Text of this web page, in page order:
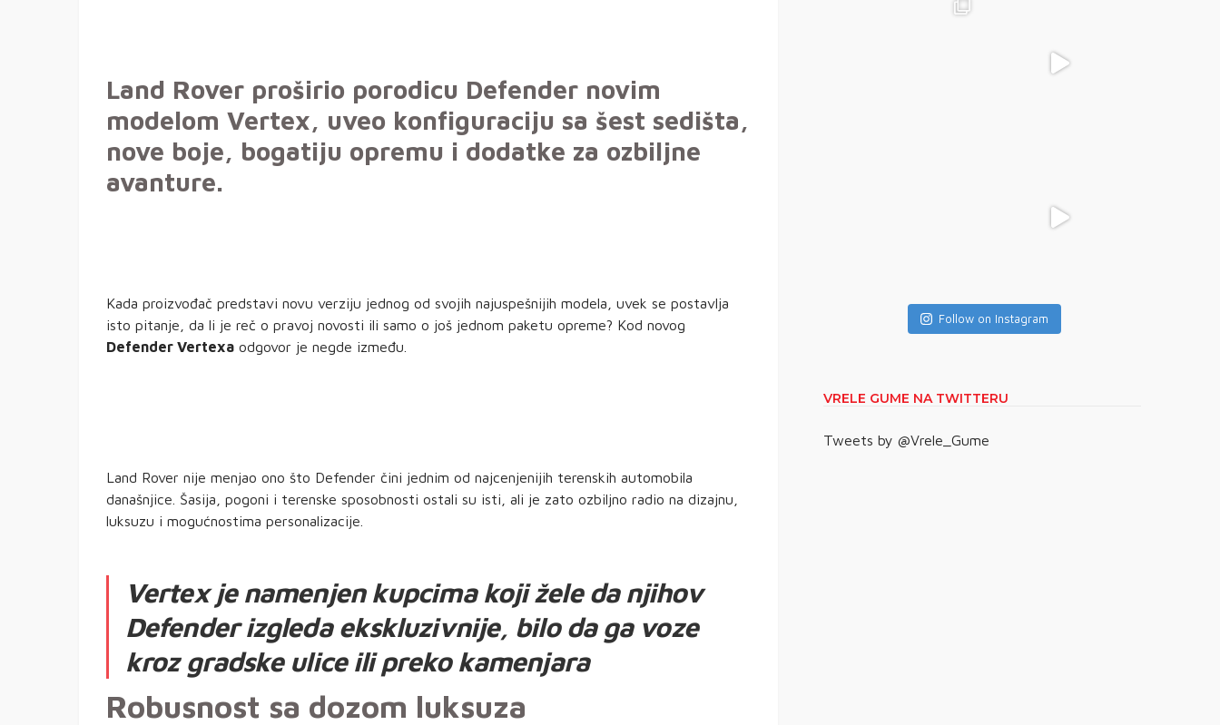
Land Rover proširio porodicu Defender novim
modelom Vertex, uveo konfiguraciju sa šest sedišta,
nove boje, bogatiju opremu i dodatke za ozbiljne
avanture.
Kada proizvođač predstavi novu verziju jednog od svojih najuspešnijih modela, uvek se postavlja
isto pitanje, da li je reč o pravoj novosti ili samo o još jednom paketu opreme? Kod novog
Defender Vertexa odgovor je negde između.
Land Rover nije menjao ono što Defender čini jednim od najcenjenijih terenskih automobila
današnjice. Šasija, pogoni i terenske sposobnosti ostali su isti, ali je zato ozbiljno radio na dizajnu,
luksuzu i mogućnostima personalizacije.
Vertex je namenjen kupcima koji žele da njihov
Defender izgleda ekskluzivnije, bilo da ga voze
kroz gradske ulice ili preko kamenjara
Robusnost sa dozom luksuza
Follow on Instagram
VRELE GUME NA TWITTERU
Tweets by @Vrele_Gume